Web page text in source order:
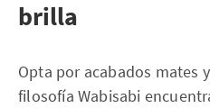
brilla
Opta por acabados mates
filosofía Wabisabi